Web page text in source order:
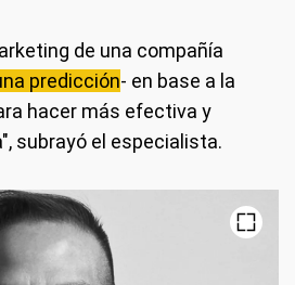
de una compañía
predicción- en base a la
hacer más efectiva y
subrayó el especialista.